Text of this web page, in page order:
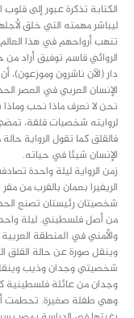
الكتابة تذكرة عبور إلى
ليباشر مهمته التي خلق
تنهب أرواحهم في هذا
دار (الآن ناشرون وموزعون)،
الإنسان العربي في العصر
نحن لا نعرف ماذا نحب وماذا
لروايته شخصيات قلقة،
فالقلق كما تقول الرواية
الإنسان شيئا في حياته.
الريفيرا بعمان بالقرب من مقر
شخصيتان رئيستان تصنع
من أصل فلسطيني. ليلة
والأمني في المنطقة العربية
وينقل صورة عن حالة القلق
شخصيتي وجدان وذيب
وجدان من عائلة
وهي طفلة صغيرة. تحطمت